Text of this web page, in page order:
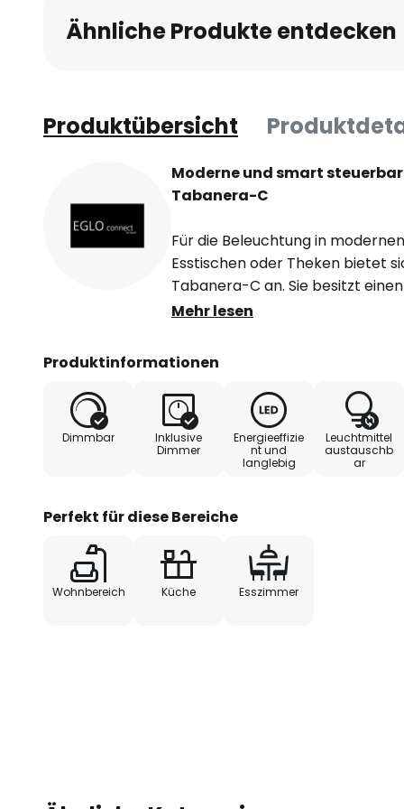
Ähnliche Produkte entdecken
Produktübersicht
Moderne und smart
Tabanera-C
Für die Beleuchtung in
Esstischen oder Theken bietet
Tabanera-C an. Sie besitzt
Lampenschirm, der in weiß und
einem inneren Glasdiffusor, der
Technik ausgestattet und lässt
Bluetooth und eine passende
Fernbedienung. Verschiedene
Lichtszenen oder das Dimmen
- moderne Bluetooth-
Mehr lesen
Produktinformationen
Dimmbar
Inklusive
Dimmer
Energieeffizie
nt und
langlebig
Leuchtmittel
austauschb
ar
Perfekt für diese Bereiche
Wohnbereich Küche Esszimmer